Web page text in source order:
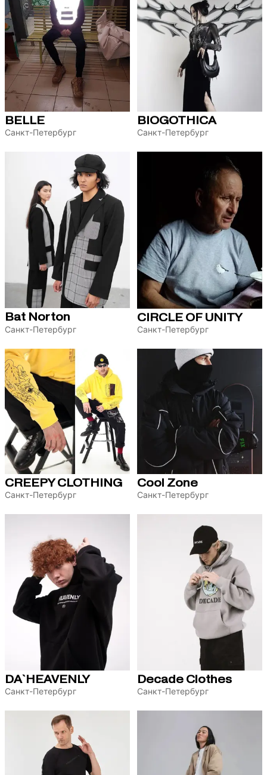
BELLE
Санкт-Петербург
BIOGOTHICA
Санкт-Петербург
Bat Norton
Санкт-Петербург
CIRCLE OF UNITY
Санкт-Петербург
CREEPY CLOTHING
Санкт-Петербург
Cool Zone
Санкт-Петербург
DA`HEAVENLY
Санкт-Петербург
Decade Clothes
Санкт-Петербург